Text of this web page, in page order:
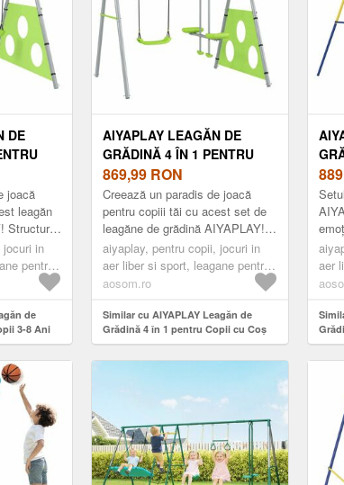
DE
DE
DE
CM,
joacă
leagăn
Structura
3 în 1 cu
jocuri in
pentru
de
3-8 Ani
de
Verde |
AIYAPLAY LEAGĂN DE
GRĂDINĂ 4 ÎN 1 PENTRU
COPII CU COȘ DE BASCHET
ȘI POARTĂ DE FOTBAL,
215X180X182 CM, VERDE |
AOSOM ROMANIA
869,99 RON
Creează un paradis de joacă
pentru copiii tăi cu acest set de
leagăne de grădină AIYAPLAY!
Structura oferă un design versatil
4 în 1 cu un leagăn p...
aiyaplay, pentru copii, jocuri in
aer liber si sport, leagane pentru
copii
aosom.ro
Similar cu AIYAPLAY Leagăn de
Grădină 4 în 1 pentru Copii cu Coș
de Baschet și Poartă de Fotbal,
215x180x182 cm, Verde | Aosom
DE
aer
copii
cm